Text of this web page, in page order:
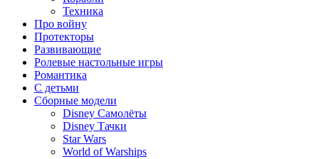
Техника
Про войну
Протекторы
Развивающие
Ролевые настольные игры
Романтика
С детьми
Сборные модели
Disney Самолёты
Disney Тачки
Star Wars
World of Warships